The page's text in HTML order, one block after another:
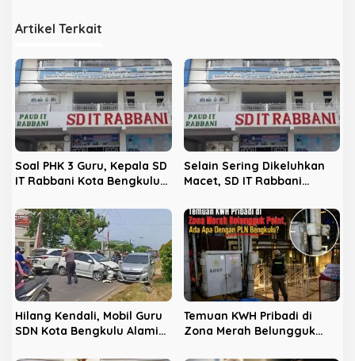
g
a
s
i
p
o
s
Artikel Terkait
Soal PHK 3 Guru, Kepala SD
IT Rabbani Kota Bengkulu
Selain Sering Dikeluhkan
Macet, SD IT Rabbani
Guru Tanpa Pesangon
Hilang Kendali, Mobil Guru
SDN Kota Bengkulu Alami
Temuan KWH Pribadi di
Zona Merah Belungguk